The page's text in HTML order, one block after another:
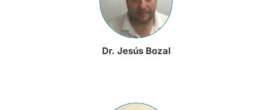
Dr. Jesús Bozal